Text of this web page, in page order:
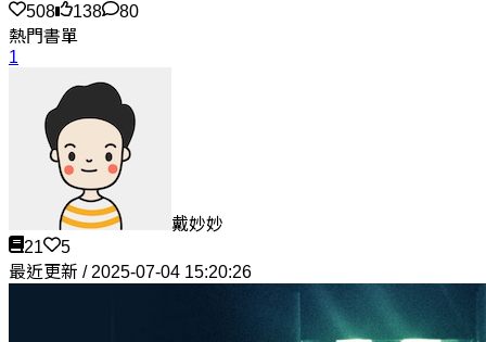
508
138
80
熱門書單
1
戴妙妙
21
5
最近更新 / 2025-07-04 15:20:26